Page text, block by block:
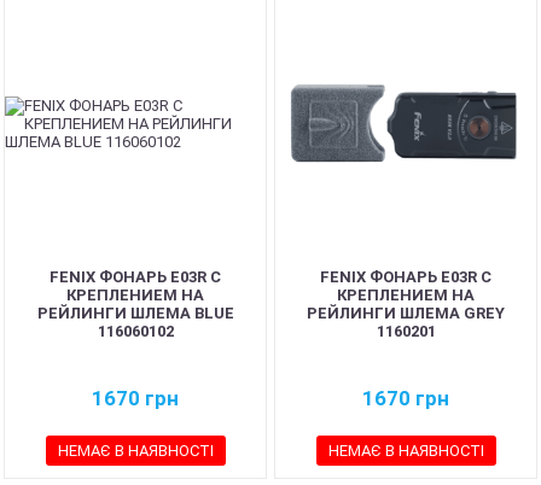
FENIX ФОНАРЬ E03R С
КРЕПЛЕНИЕМ НА
РЕЙЛИНГИ ШЛЕМА BLUE
116060102
1670 грн
НЕМАЄ В НАЯВНОСТІ
FENIX ФОНАРЬ E03R С
КРЕПЛЕНИЕМ НА
РЕЙЛИНГИ ШЛЕМА GREY
1160201
1670 грн
НЕМАЄ В НАЯВНОСТІ